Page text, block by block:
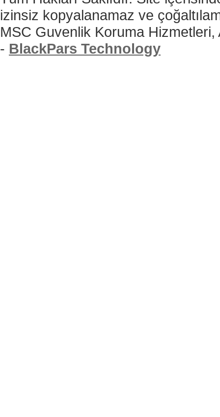
izinsiz kopyalanamaz ve
MSC Guvenlik Koruma
- BlackPars Technology